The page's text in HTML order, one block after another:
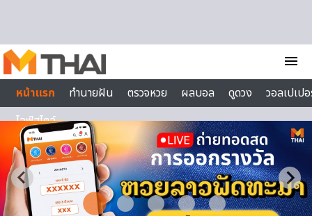
menu
หน้าแรก
ทำนายฝัน ตรวจหวย ผลบอล ดูดวง
วอลเปเป
ไลฟ์สไตล์